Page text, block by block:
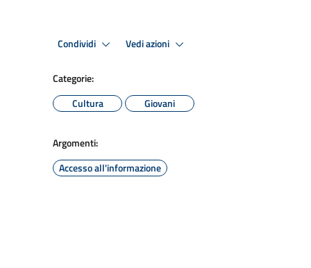
Condividi Vedi azioni
Categorie:
Cultura
Giovani
Argomenti:
Accesso all'informazione